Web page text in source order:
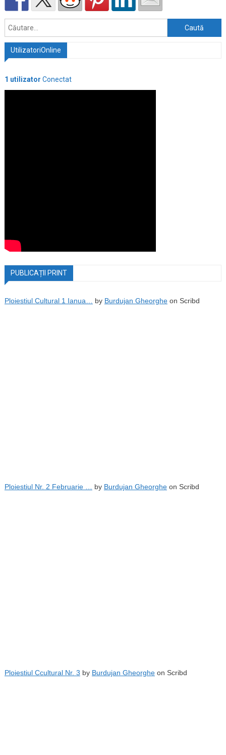
Caută
după:
UtilizatoriOnline
1 utilizator Conectat
PUBLICAȚII PRINT
Ploiestiul Cultural 1 Ianua… by Burdujan Gheorgheon Scribd
Ploiestiul Nr. 2 Februarie … by Burdujan Gheorgheon Scribd
Ploiestiul Ccultural Nr. 3 by Burdujan Gheorgheon Scribd